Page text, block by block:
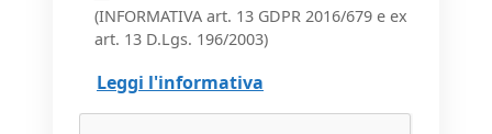
(INFORMATIVA art. 13 GDPR 2016/679 e ex
art. 13 D.Lgs. 196/2003)
Leggi l'informativa